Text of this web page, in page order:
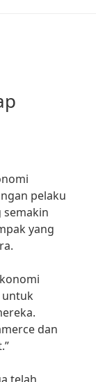
pelaku
semakin
yang
untuk
dan